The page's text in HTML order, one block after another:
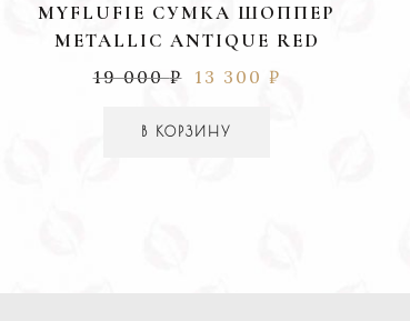
MYFLUFIE СУМКА ШОППЕР
METALLIC ANTIQUE RED
19 000₽ 13 300 ₽
В КОРЗИНУ